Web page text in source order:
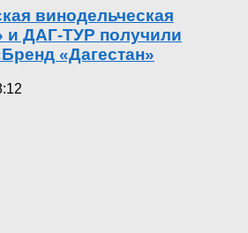
винодельческая
и ДАГ-ТУР получили
«Дагестан»